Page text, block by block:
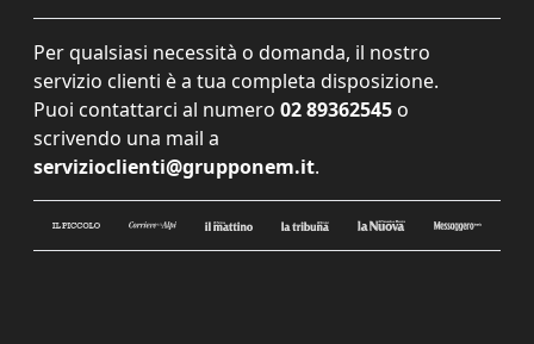
Per qualsiasi necessità o domanda, il nostro
servizio clienti è a tua completa disposizione.
Puoi contattarci al numero 02 89362545 o
scrivendo una mail a
servizioclienti@grupponem.it.